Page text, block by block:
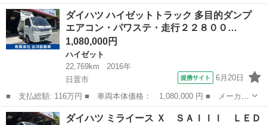
名： ダイハツ ■ 車種名： ミラココア ■ グレード名： ココア
プラスＸ １年保証付 ■ 排気量： 660cc ■ ドア枚数： 5D ■ ミ
ッ...
鹿児島 日置市 ミラ
ダイハツ ハイゼットトラック 多目的ダンプ
エアコン・パワステ・走行２２８００…
1,080,000円
ハイゼット
22,769km
2016年
日置市
提携サイト 6月20日
■ 支払総額: 116万円 ■ 車両本体価格： 1,080,000 円 ■ メーカー
名： ダイハツ ■ 車種名： ハイゼットトラック ■ グレード
名： 多目的ダンプ エアコン・パワステ・走行２２８００ＫＭ・極
鹿児島 日置市 ハイゼット
ダイハツ ミライース Ｘ ＳＡＩＩＩ ＬＥＤ